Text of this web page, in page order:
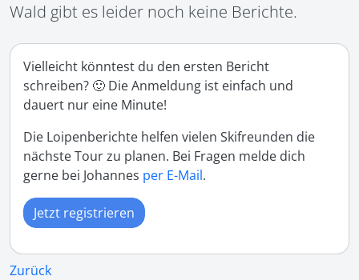
Wald gibt es leider noch keine Berichte.
Vielleicht könntest du den ersten Bericht
schreiben? 🙂 Die Anmeldung ist einfach und
dauert nur eine Minute!
Die Loipenberichte helfen vielen Skifreunden die
nächste Tour zu planen. Bei Fragen melde dich
gerne bei Johannes per E-Mail.
Jetzt registrieren
Zurück